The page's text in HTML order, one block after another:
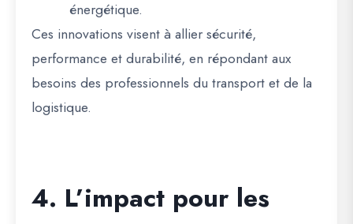
énergétique.
Ces innovations visent à alliersécurité,
performance et durabilité, en répondant aux
besoins des professionnels du transport et de la
logistique.
4. L’impact pour les